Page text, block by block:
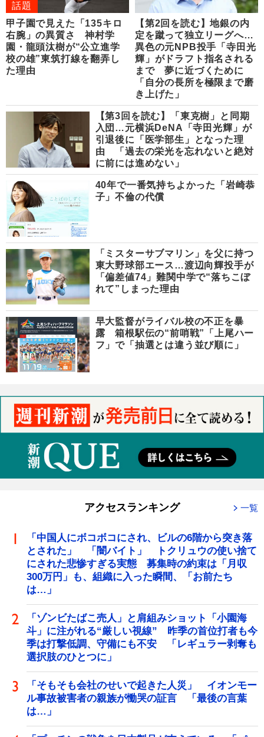
話題
甲子園で見えた「135キロ
右腕」の異質さ 神村学
園・龍頭汰樹が“公立進学
校の雄”東筑打線を翻弄し
た理由
【第2回を読む】地銀の内
定を蹴って独立リーグへ…
異色の元NPB投手「寺田光
輝」がドラフト指名される
まで 夢に近づくために
「自分の長所を極限まで磨
き上げた」
【第3回を読む】「東克樹」と同期
入団…元横浜DeNA「寺田光輝」が
引退後に「医学部生」となった理
由 「過去の栄光を忘れないと絶対
に前には進めない」
40年で一番気持ちよかった「岩崎恭
子」不倫の代償
「ミスターサブマリン」を父に持つ
東大野球部エース…渡辺向輝投手が
「偏差値74」難関中学で“落ちこぼ
れて”しまった理由
早大監督がライバル校の不正を暴
露 箱根駅伝の“前哨戦”「上尾ハー
フ」で「抽選とは違う並び順に」
アクセスランキング 一覧
「中国人にボコボコにされ、ビルの6階から突き落
とされた」 「闇バイト」 トクリュウの使い捨て
にされた悲惨すぎる実態 募集時の約束は「月収
300万円」も、組織に入った瞬間、「お前たち
は…」
「ゾンビたばこ売人」と肩組みショット「小園海
斗」に注がれる“厳しい視線” 昨季の首位打者も今
季は打撃低調、守備にも不安 「レギュラー剥奪も
選択肢のひとつに」
「そもそも会社のせいで起きた人災」 イオンモー
ル事故被害者の親族が慟哭の証言 「最後の言葉
は…」